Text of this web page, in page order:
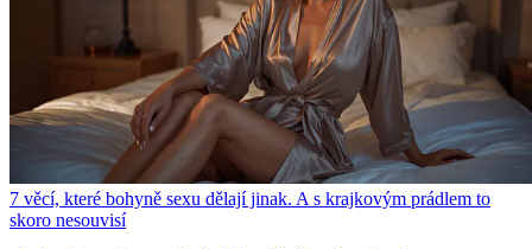
7 věcí, které bohyně sexu dělají jinak. A s krajkovým prádlem to
skoro nesouvisí